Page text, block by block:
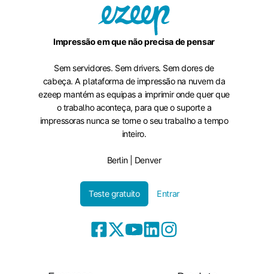
Impressão em que não precisa de pensar
Sem servidores. Sem drivers. Sem dores de
cabeça. A plataforma de impressão na nuvem da
ezeep mantém as equipas a imprimir onde quer que
o trabalho aconteça, para que o suporte a
impressoras nunca se torne o seu trabalho a tempo
inteiro.
Berlin | Denver
Teste gratuito Entrar